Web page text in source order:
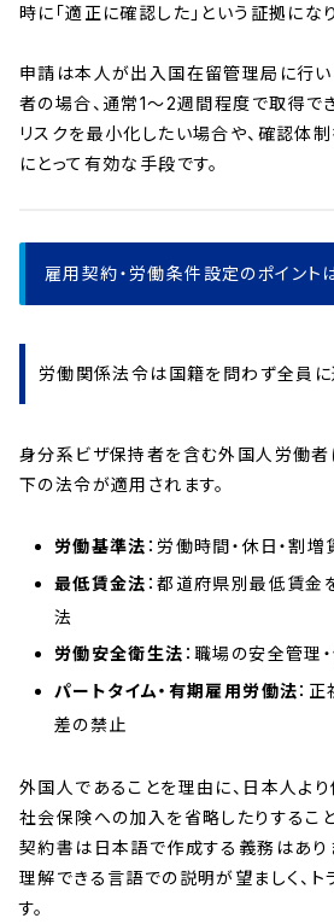
時に「適正に確認した」という証拠になり
申請は本人が出入国在留管理局に行い
者の場合、通常1〜2週間程度で取得で
リスクを最小化したい場合や、確認体
にとって有効な手段です。
雇用契約・労働条件設定のポイント
労働関係法令は国籍を問わず全員に
身分系ビザ保持者を含む外国人労働者
下の法令が適用されます。
労働基準法 ：労働時間・休日・割
最低賃金法 ：都道府県別最低賃
法
労働安全衛生法 ：職場の安全管理
パートタイム・有期雇用労働法：
差の禁止
外国人であることを理由に、日本人より
社会保険への加入を省略したりするこ
契約書は日本語で作成する義務はあり
理解できる言語での説明が望ましく、
す。